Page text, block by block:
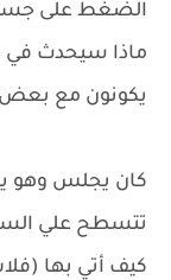
الضغط على
ماذا سيحدث
يكونون مع بعض
كان يجلس وهو
تتسطح علي
كيف أتي بها